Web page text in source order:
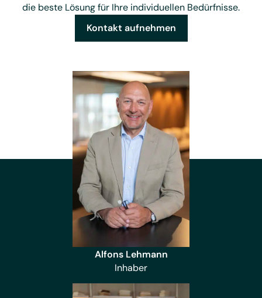
die beste Lösung für Ihre individuellen Bedürfnisse.
Kontakt aufnehmen
Alfons Lehmann
Inhaber